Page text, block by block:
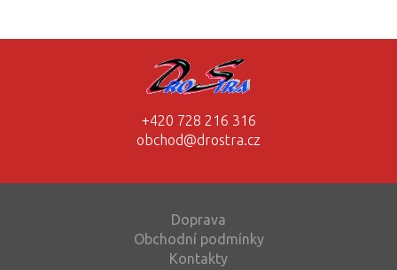
+420 728 216 316
obchod@drostra.cz
Doprava
Obchodní podmínky
Kontakty